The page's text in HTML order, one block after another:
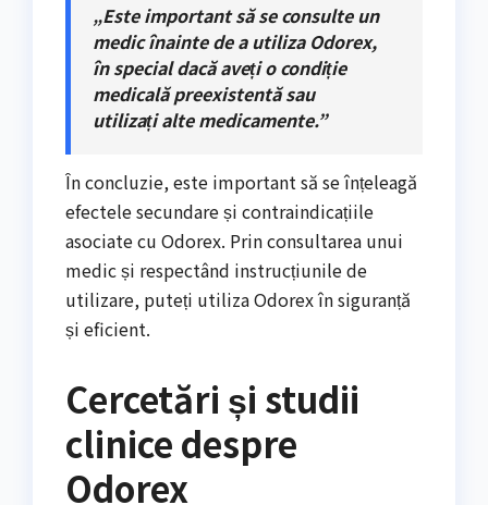
„Este important să se consulte un
medic înainte de a utiliza Odorex,
în special dacă aveți o condiție
medicală preexistentă sau
utilizați alte medicamente.”
În concluzie, este important să se înțeleagă
efectele secundare și contraindicațiile
asociate cu Odorex. Prin consultarea unui
medic și respectând instrucțiunile de
utilizare, puteți utiliza Odorex în siguranță
și eficient.
Cercetări și studii
clinice despre
Odorex